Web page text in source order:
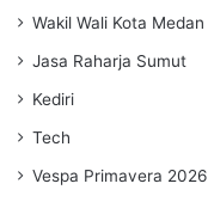
Wakil Wali Kota Medan
Jasa Raharja Sumut
Kediri
Tech
Vespa Primavera 2026